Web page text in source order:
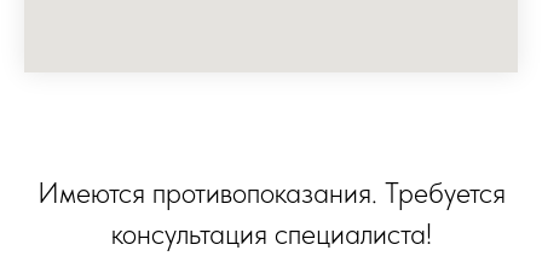
Имеются противопоказания. Требуется
консультация специалиста!